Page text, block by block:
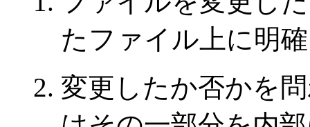
たファイル上に明
変更したか否かを